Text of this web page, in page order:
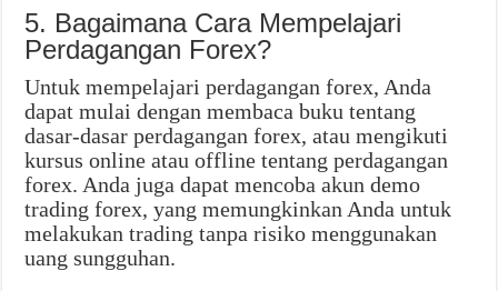
5. Bagaimana Cara Mempelajari
Perdagangan Forex?
Untuk mempelajari perdagangan forex, Anda
dapat mulai dengan membaca buku tentang
dasar-dasar perdagangan forex, atau mengikuti
kursus online atau offline tentang perdagangan
forex. Anda juga dapat mencoba akun demo
trading forex, yang memungkinkan Anda untuk
melakukan trading tanpa risiko menggunakan
uang sungguhan.